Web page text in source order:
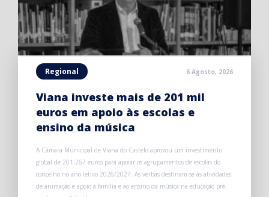
Regional 6 Agosto, 2026
Viana investe mais de 201 mil
euros em apoio às escolas e
ensino da música
A Câmara Municipal de Viana do Castelo aprovou um investimento
global de 201.267 euros para apoiar os agrupamentos de escolas do
concelho no ano letivo 2026/2027. As verbas destinam-se às atividades
de animação e apoio à família e ao ensino da música na educação pré-